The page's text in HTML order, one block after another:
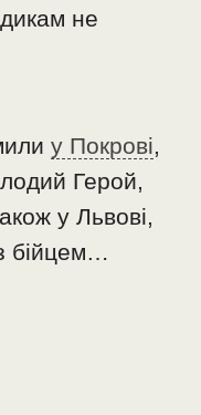
не
у Покрові,
Герой,
у Львові,
бійцем…